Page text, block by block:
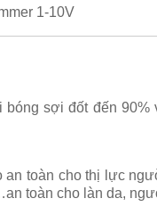
1-10V
sợi đốt đến 90%
an toàn cho thị lực
toàn cho làn da,